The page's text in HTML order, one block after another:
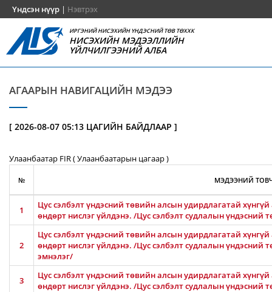
Үндсэн нүүр | Нэвтрэх
ИРГЭНИЙ НИСЭХИЙН ҮНДЭСНИЙ ТӨВ ТӨХХК
НИСЭХИЙН МЭДЭЭЛЛИЙН
ҮЙЛЧИЛГЭЭНИЙ АЛБА
АГААРЫН НАВИГАЦИЙН МЭДЭЭ
[ 2026-08-07 05:13 ЦАГИЙН БАЙДЛААР ]
Улаанбаатар FIR ( Улаанбаатарын цагаар )
№ МЭДЭЭНИЙ
1
Цус сэлбэлт үндэсний төвийн алсын удирдлагатай
өндөрт нислэг үйлдэнэ. /Цус сэлбэлт судлалын үндэсний
2
Цус сэлбэлт үндэсний төвийн алсын удирдлагатай
өндөрт нислэг үйлдэнэ. /Цус сэлбэлт судлалын
эмнэлэг/
3
Цус сэлбэлт үндэсний төвийн алсын удирдлагатай
өндөрт нислэг үйлдэнэ. /Цус сэлбэлт судлалын